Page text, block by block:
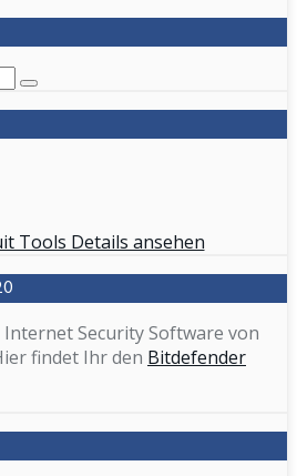
Tools Details ansehen
Security Software von
findet Ihr den Bitdefender